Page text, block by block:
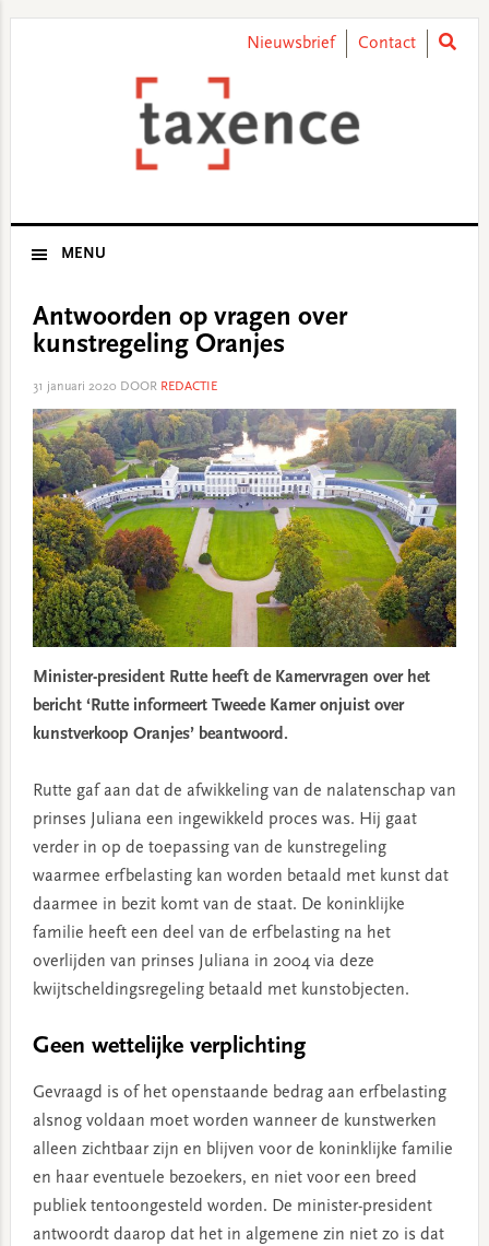
Nieuwsbrief Contact
MENU
Antwoorden op vragen over
kunstregeling Oranjes
31 januari 2020 DOOR REDACTIE
Minister-president Rutte heeft de Kamervragen over het
bericht ‘Rutte informeert Tweede Kamer onjuist over
kunstverkoop Oranjes’ beantwoord.
Rutte gaf aan dat de afwikkeling van de nalatenschap van
prinses Juliana een ingewikkeld proces was. Hij gaat
verder in op de toepassing van de kunstregeling
waarmee erfbelasting kan worden betaald met kunst dat
daarmee in bezit komt van de staat. De koninklijke
familie heeft een deel van de erfbelasting na het
overlijden van prinses Juliana in 2004 via deze
kwijtscheldingsregeling betaald met kunstobjecten.
Geen wettelijke verplichting
Gevraagd is of het openstaande bedrag aan erfbelasting
alsnog voldaan moet worden wanneer de kunstwerken
alleen zichtbaar zijn en blijven voor de koninklijke familie
en haar eventuele bezoekers, en niet voor een breed
publiek tentoongesteld worden. De minister-president
antwoordt daarop dat het in algemene zin niet zo is dat